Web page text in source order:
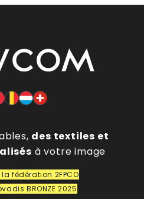
des textiles et
à votre image
fédération 2FPCO
BRONZE 2025